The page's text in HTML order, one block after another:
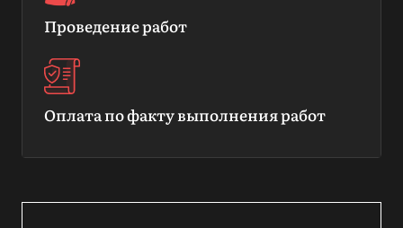
Проведение работ
Оплата по факту выполнения работ